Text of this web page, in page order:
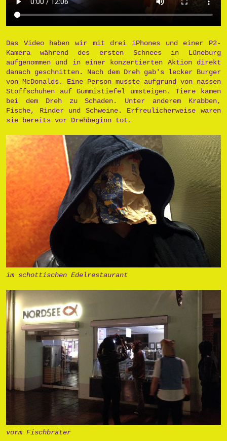
Das Video haben wir mit drei iPhones und einer P2-
Kamera während des ersten Schnees in Lüneburg
aufgenommen und in einer konzertierten Aktion direkt
danach geschnitten. Nach dem Dreh gab's lecker Burger
von McDonalds. Eine Person musste aufgrund von nassen
Stoffschuhen auf Gummistiefel umsteigen. Tiere kamen
bei dem Dreh zu Schaden. Unter anderem Krabben,
Fische, Rinder und Schweine. Erfreulicherweise waren
sie bereits vor Drehbeginn tot.
im schottischen Edelrestaurant
vorm Fischbräter